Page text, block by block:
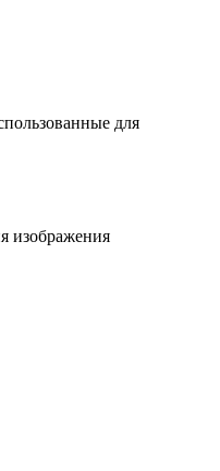
для
изображения